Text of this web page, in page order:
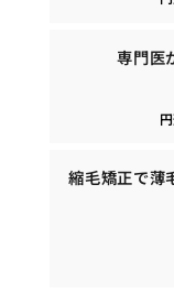
専門医
縮毛矯正で薄